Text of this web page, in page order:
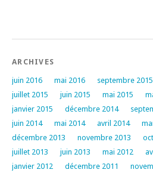
ARCHIVES
juin 2016 mai 2016 septembre 2015
juillet 2015
juin 2015 mai 2015
janvier 2015
décembre 2014
juin 2014
mai 2014 avril 2014
décembre 2013
novembre 2013
juillet 2013
juin 2013 mai 2012
janvier 2012
décembre 2011